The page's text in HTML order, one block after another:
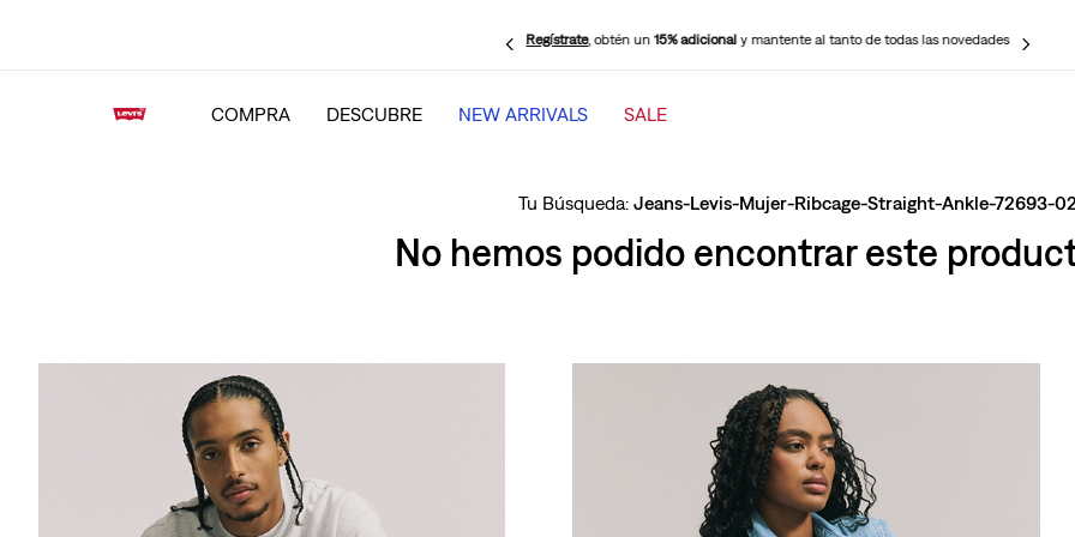
Regístrate, obtén un15% adicional y mantente al tanto de todas las novedades
COMPRA DESCUBRE NEW ARRIVALS SALE
Jeans-Levis-Mujer-Ribcage-Straight-Ankle-72693-
No hemos podido encontrar este
1.
jeans mujer levi s cinch baggy
2
5.
505 hombre
chaqueta
mujer 318
jeans mujer 318 wide leg